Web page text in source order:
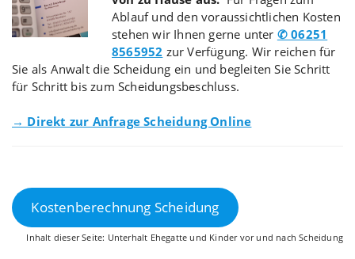
Ablauf und den voraussichtlichen Kosten
stehen wir Ihnen gerne unter ✆ 06251
8565952 zur Verfügung. Wir reichen für
Sie als Anwalt die Scheidung ein und begleiten Sie Schritt
für Schritt bis zum Scheidungsbeschluss.
→ Direkt zur Anfrage Scheidung Online
Kostenberechnung Scheidung
Inhalt dieser Seite: Unterhalt Ehegatte und Kinder vor und nach Scheidung